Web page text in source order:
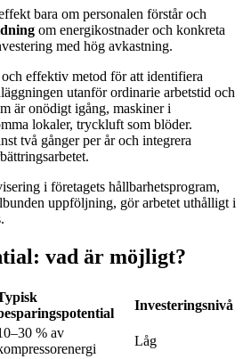
bara om personalen förstår och
om energikostnader och konkreta
med hög avkastning.
effektiv metod för att identifiera
utanför ordinarie arbetstid och
är onödigt igång, maskiner i
lokaler, tryckluft som blöder.
två gånger per år och integrera
i företagets hållbarhetsprogram,
uppföljning, gör arbetet uthålligt i
vad är möjligt?
Investeringsnivå
% av
Låg